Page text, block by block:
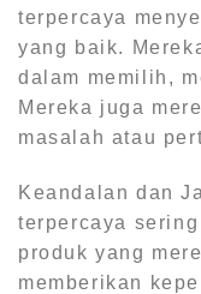
terpercaya
yang baik.
dalam memilih,
Mereka juga
masalah atau
Keandalan dan
terpercaya
produk yang
memberikan